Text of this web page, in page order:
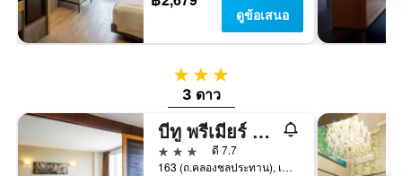
ดูข้อเสนอ
3 ดาว
3 ดาว
บีทู พรีเมียร์ โฮเทล แอนด์ รีสอร์ท
3 ดาว
ดี 7.7
163 (ถ.คลองชลประทาน), เชียงใหม่, ประเทศไทย